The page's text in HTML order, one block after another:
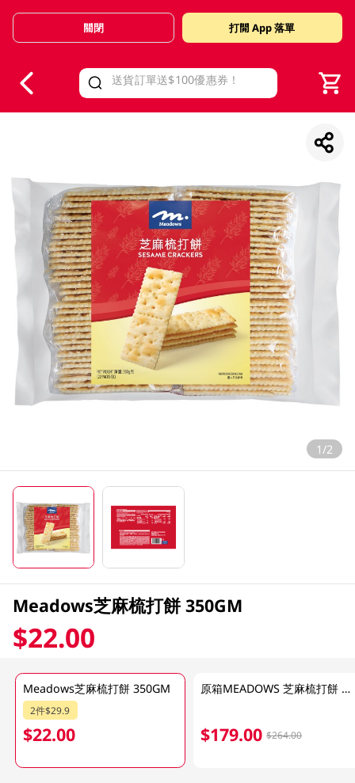
Valid Until 30 June 2026
關閉 打開 App 落單
1/2
Meadows芝麻梳打餅 350GM
$22.00
Meadows芝麻梳打餅 350GM
2件$29.9
$22.00
原箱MEADOWS 芝麻梳打餅 12 X 350GM
$179.00 $264.00